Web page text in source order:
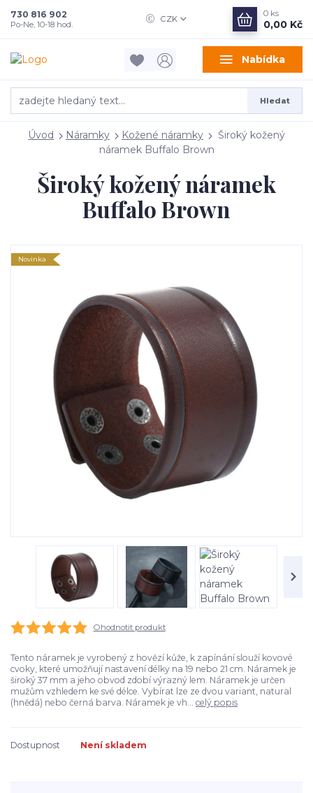
Nabídka
CZK
Hledat
730 816 902
Po-Ne, 10-18 hod.
0 ks
0,00 Kč
Úvod Náramky Kožené náramky
Široký kožený
náramek Buffalo Brown
Široký kožený náramek
Buffalo Brown
Novinka
Ohodnotit produkt
Tento náramek je vyrobený z hovězí kůže, k zapínání slouží kovové
cvoky, které umožňují nastavení délky na 19 nebo 21 cm. Náramek je
široký 37 mm a jeho obvod zdobí výrazný lem. Náramek je určen
mužům vzhledem ke své délce. Vybírat lze ze dvou variant, natural
(hnědá) nebo černá barva. Náramek je vh... celý popis
Dostupnost Není skladem